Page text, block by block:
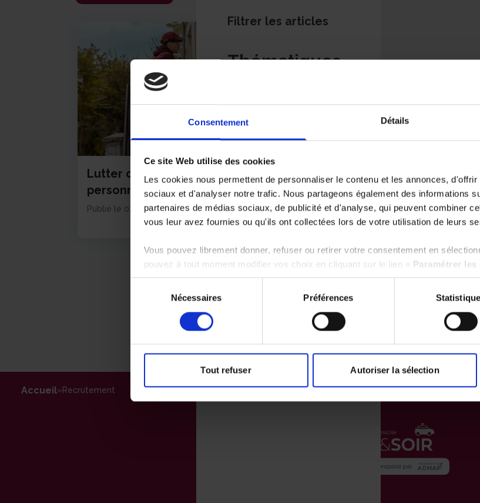
Consentement Détails
Ce site Web utilise des cookies
Les cookies nous permettent de personnaliser le contenu et les annonces,
sociaux et d'analyser notre trafic. Nous partageons également des informations
partenaires de médias sociaux, de publicité et d'analyse, qui peuvent combiner
vous leur avez fournies ou qu'ils ont collectées lors de votre utilisation de leurs
Vous pouvez librement donner, refuser ou retirer votre consentement en
pouvez à tout moment modifier vos choix en cliquant sur le lien « Paramétrer les
consentement
Nécessaires Préférences
Tout refuser Autoriser la sélection
Filtrer les articles
Thématiques
Lutter contre l’isolement des
personnes agées
Publié le 02 mai 2025
Lire l'article
Accueil»Recrutement